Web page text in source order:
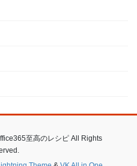
至高のレシピ All Rights